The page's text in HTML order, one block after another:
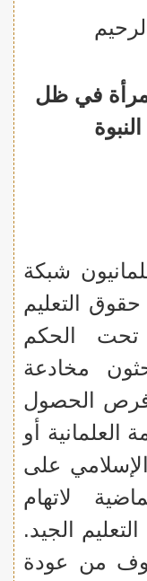
في ظل
شبكة
التعليم
تحت الحكم
مخادعة
فرص الحصول
أو
على
لاتهام
الجيد.
من عودة